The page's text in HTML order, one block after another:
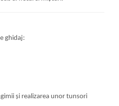
ghidaj:
și realizarea unor tunsori